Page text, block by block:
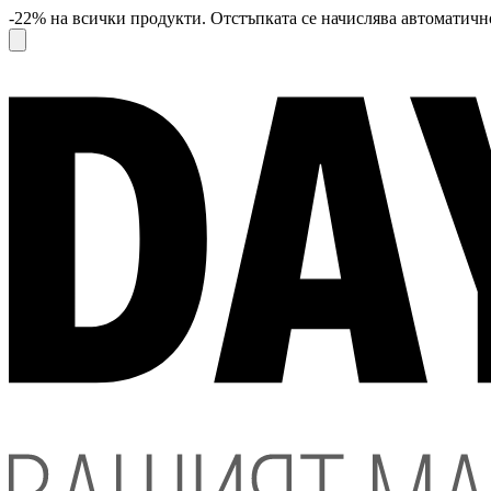
-22% на всички продукти. Отстъпката се начислява